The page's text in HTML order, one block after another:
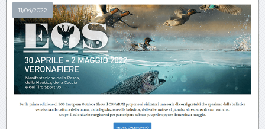
11/04/2022